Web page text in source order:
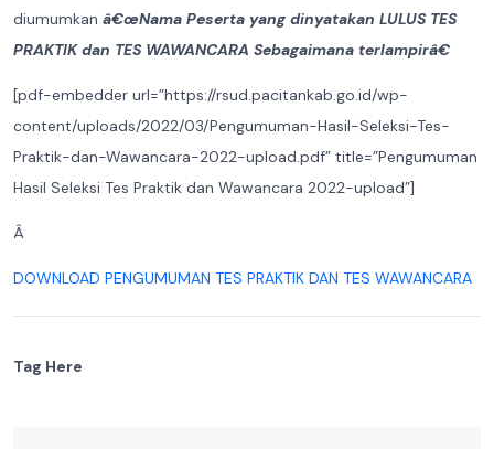
diumumkan â€œNama Peserta yang dinyatakan LULUS TES
PRAKTIK dan TES WAWANCARA Sebagaimana terlampirâ€
[pdf-embedder url=”https://rsud.pacitankab.go.id/wp-
content/uploads/2022/03/Pengumuman-Hasil-Seleksi-Tes-
Praktik-dan-Wawancara-2022-upload.pdf” title=”Pengumuman
Hasil Seleksi Tes Praktik dan Wawancara 2022-upload”]
Â
DOWNLOAD PENGUMUMAN TES PRAKTIK DAN TES WAWANCARA
Tag Here